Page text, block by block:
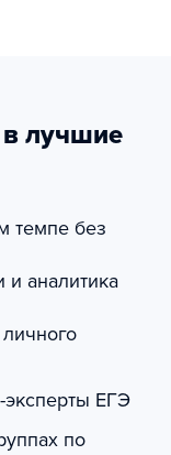
в лучшие
темпе без
аналитика
ЕГЭ
по